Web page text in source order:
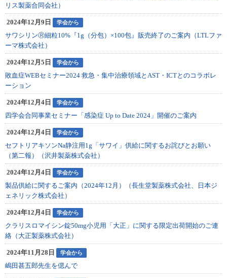
リス製薬合同会社）
2024年12月9日 学会から
サワシリンⓇ細粒10%『1g（分包）×100包』販売終了のご案内（LTLファ
ーマ株式会社）
2024年12月5日 学会から
敗血症WEBセミナー2024 救急・集中治療領域とAST・ICTとのコラボレ
ーション
2024年12月4日 学会から
四学会合同事業セミナー「感染症 Up to Date 2024」開催のご案内
2024年12月4日 学会から
セフトリアキソンNa静注用1g「サワイ」供給に関するお詫びとお願い
（第二報）（沢井製薬株式会社）
2024年12月4日 学会から
製品供給に関するご案内（2024年12月）（長生堂製薬株式会社、日本ジ
ェネリック株式会社）
2024年12月4日 学会から
クラリスロマイシン錠50mg小児用「大正」に関する限定出荷開始のご連
絡（大正製薬株式会社）
2024年11月28日 学会から
嶋田甚五郎先生を偲んで